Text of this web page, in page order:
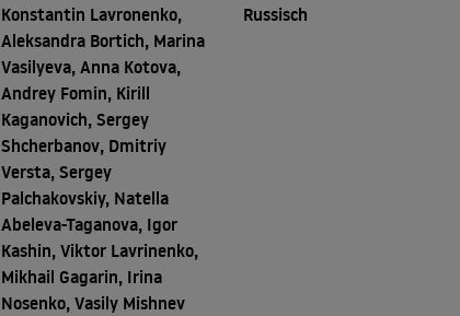
Konstantin Lavronenko,
Aleksandra Bortich, Marina
Vasilyeva, Anna Kotova,
Andrey Fomin, Kirill
Kaganovich, Sergey
Shcherbanov, Dmitriy
Versta, Sergey
Palchakovskiy, Natella
Abeleva-Taganova, Igor
Kashin, Viktor Lavrinenko,
Mikhail Gagarin, Irina
Nosenko, Vasily Mishnev
Russisch